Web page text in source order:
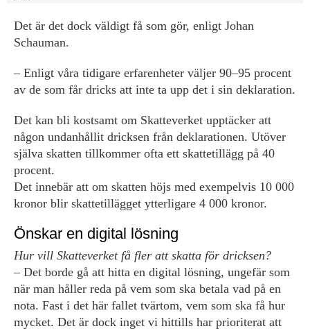
Det är det dock väldigt få som gör, enligt Johan
Schauman.
– Enligt våra tidigare erfarenheter väljer 90–95 procent
av de som får dricks att inte ta upp det i sin deklaration.
Det kan bli kostsamt om Skatteverket upptäcker att
någon undanhållit dricksen från deklarationen. Utöver
själva skatten tillkommer ofta ett skattetillägg på 40
procent.
Det innebär att om skatten höjs med exempelvis 10 000
kronor blir skattetillägget ytterligare 4 000 kronor.
Önskar en digital lösning
Hur vill Skatteverket få fler att skatta för dricksen?
– Det borde gå att hitta en digital lösning, ungefär som
när man håller reda på vem som ska betala vad på en
nota. Fast i det här fallet tvärtom, vem som ska få hur
mycket. Det är dock inget vi hittills har prioriterat att